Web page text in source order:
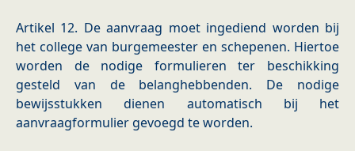
Artikel 12. De aanvraag moet ingediend worden bij
het college van burgemeester en schepenen. Hiertoe
worden de nodige formulieren ter beschikking
gesteld van de belanghebbenden. De nodige
bewijsstukken dienen automatisch bij het
aanvraagformulier gevoegd te worden.